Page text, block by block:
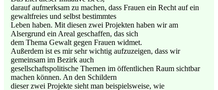
darauf aufmerksam zu machen, dass Frauen ein Recht auf ein
gewaltfreies und selbst bestimmtes
Leben haben. Mit diesen zwei Projekten haben wir am
Alsergrund ein Areal geschaffen, das sich
dem Thema Gewalt gegen Frauen widmet.
Außerdem ist es mir sehr wichtig aufzuzeigen, dass wir
gemeinsam im Bezirk auch
gesellschaftspolitische Themen im öffentlichen Raum sichtbar
machen können. An den Schildern
dieser zwei Projekte sieht man beispielsweise, wie